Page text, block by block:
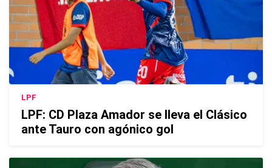
LPF
LPF: CD Plaza Amador se lleva el Clásico
ante Tauro con agónico gol